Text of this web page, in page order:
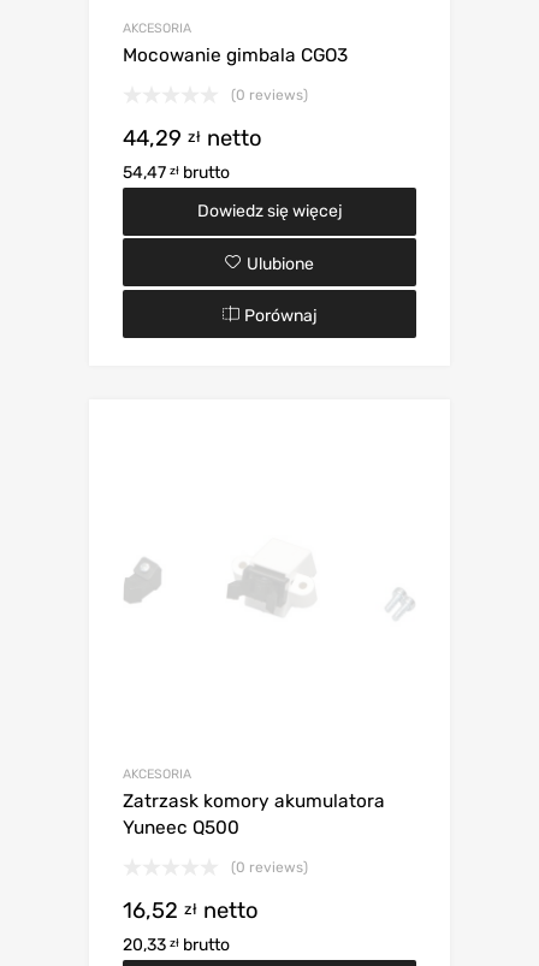
AKCESORIA
Mocowanie gimbala CGO3
(0 reviews)
44,29 zł netto
54,47 zł brutto
Dowiedz się więcej
Ulubione
Porównaj
AKCESORIA
Zatrzask komory akumulatora
Yuneec Q500
(0 reviews)
16,52 zł netto
20,33 zł brutto